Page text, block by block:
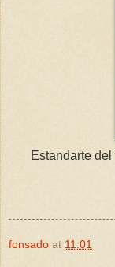
Estandarte del
fonsado at 11:01